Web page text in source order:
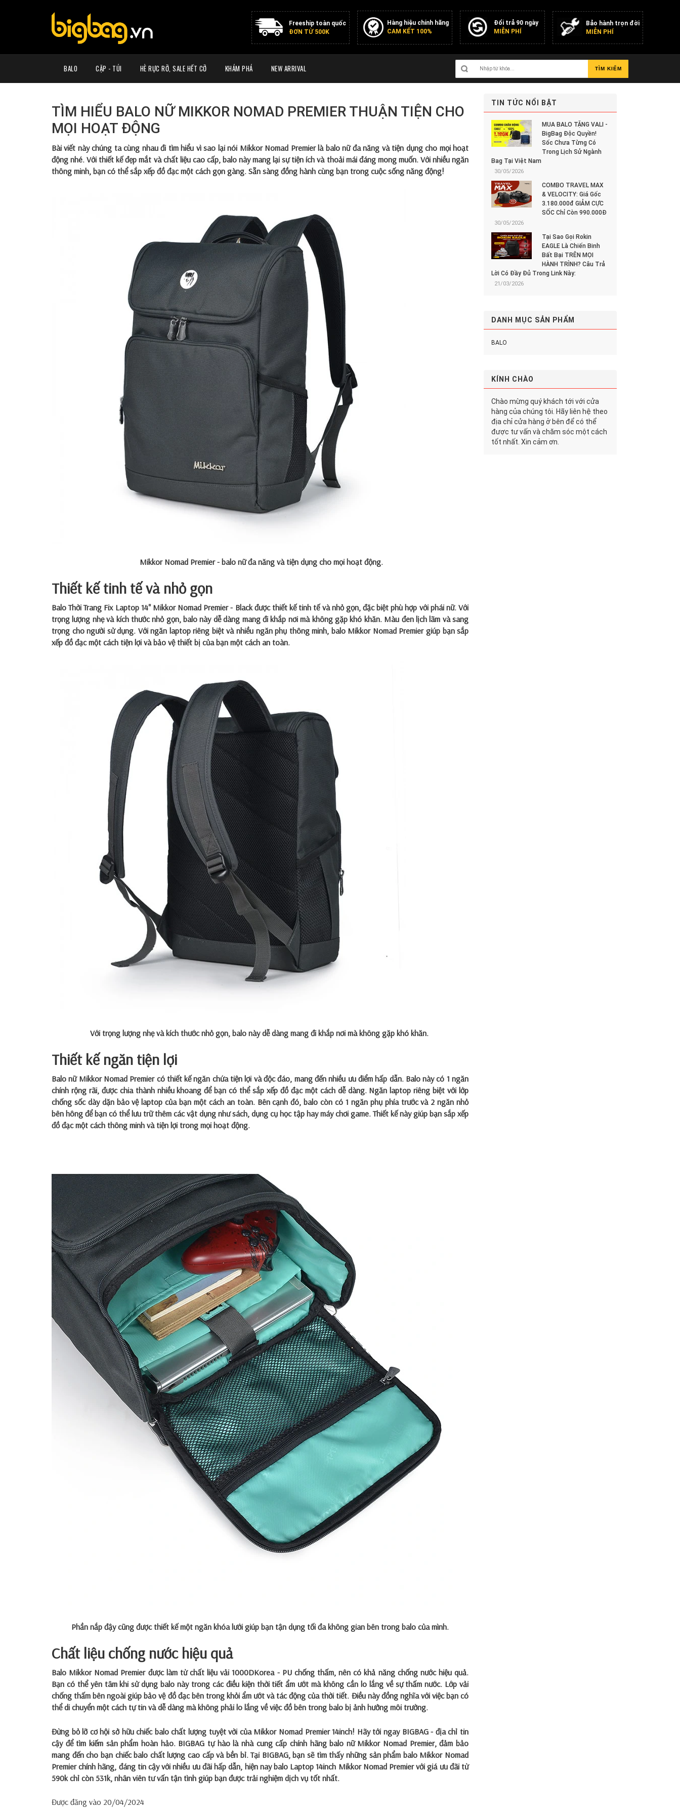
Freeship toàn quốc
ĐƠN TỪ 500K
Hàng hiệu chính hãng
CAM KẾT 100%
Đổi trả 90 ngày
MIỄN PHÍ
Bảo hành trọn đời
MIỄN PHÍ
TÌM KIẾM
BALO CẶP - TÚI HÈ RỰC RỠ, SALE HẾT CỠ KHÁM PHÁ NEW ARRIVAL
TÌM HIỂU BALO NỮ MIKKOR NOMAD PREMIER THUẬN TIỆN CHO
MỌI HOẠT ĐỘNG
Bài viết này chúng ta cùng nhau đi tìm hiểu vì sao lại nói Mikkor Nomad Premierlà balo nữ đa năng và tiện dụng cho mọi hoạt
động nhé. Với thiết kế đẹp mắt và chất liệu cao cấp, balo này mang lại sự tiện ích và thoải mái đáng mong muốn. Với nhiều ngăn
thông minh, bạn có thể sắp xếp đồ đạc một cách gọn gàng. Sẵn sàng đồng hành cùng bạn trong cuộc sống năng động!
Mikkor Nomad Premier - balo nữ đa năng và tiện dụng cho mọi hoạt động.
Thiết kế tinh tế và nhỏ gọn
Balo Thời Trang Fix Laptop 14" Mikkor Nomad Premier - Black được thiết kế tinh tế và nhỏ gọn, đặc biệt phù hợp với phái nữ. Với
trọng lượng nhẹ và kích thước nhỏ gọn, balo này dễ dàng mang đi khắp nơi mà không gặp khó khăn. Màu đen lịch lãm và sang
trọng cho người sử dụng. Với ngăn laptop riêng biệt và nhiều ngăn phụ thông minh, balo Mikkor Nomad Premier giúp bạn sắp
xếp đồ đạc một cách tiện lợi và bảo vệ thiết bị của bạn một cách an toàn.
Với trọng lượng nhẹ và kích thước nhỏ gọn, balo này dễ dàng mang đi khắp nơi mà không gặp khó khăn.
Thiết kế ngăn tiện lợi
Balo nữ Mikkor Nomad Premier có thiết kế ngăn chứa tiện lợi và độc đáo, mang đến nhiều ưu điểm hấp dẫn. Balo này có 1 ngăn
chính rộng rãi, được chia thành nhiều khoang để bạn có thể sắp xếp đồ đạc một cách dễ dàng. Ngăn laptop riêng biệt với lớp
chống sốc dày dặn bảo vệ laptop của bạn một cách an toàn. Bên cạnh đó, balo còn có 1 ngăn phụ phía trước và 2 ngăn nhỏ
bên hông để bạn có thể lưu trữ thêm các vật dụng như sách, dụng cụ học tập hay máy chơi game. Thiết kế này giúp bạn sắp xếp
đồ đạc một cách thông minh và tiện lợi trong mọi hoạt động.
Phần nắp đậy cũng được thiết kế một ngăn khóa lưới giúp bạn tận dụng tối đa không gian bên trong balo của mình.
Chất liệu chống nước hiệu quả
Balo Mikkor Nomad Premierđược làm từ chất liệu vải 1000DKorea - PU chống thấm, nên có khả năng chống nước hiệu quả.
Bạn có thể yên tâm khi sử dụng balo này trong các điều kiện thời tiết ẩm ướt mà không cần lo lắng về sự thấm nước. Lớp vải
chống thấm bên ngoài giúp bảo vệ đồ đạc bên trong khỏi ẩm ướt và tác động của thời tiết. Điều này đồng nghĩa với việc bạn có
thể di chuyển một cách tự tin và dễ dàng mà không phải lo lắng về việc đồ bên trong balo bị ảnh hưởng môi trường.
Đừng bỏ lỡ cơ hội sở hữu chiếc balo chất lượng tuyệt vời của Mikkor Nomad Premier 14inch! Hãy tới ngay BIGBAG - địa chỉ tin
cậy để tìm kiếm sản phẩm hoàn hảo. BIGBAG tự hào là nhà cung cấp chính hãng balo nữ Mikkor Nomad Premier, đảm bảo
mang đến cho bạn chiếc balo chất lượng cao cấp và bền bỉ. Tại BIGBAG, bạn sẽ tìm thấy những sản phẩm balo Mikkor Nomad
Premier chính hãng, đáng tin cậy với nhiều ưu đãi hấp dẫn, hiện nay balo Laptop 14inch Mikkor Nomad Premier với giá ưu đãi từ
590k chỉ còn 531k, nhân viên tư vấn tận tình giúp bạn được trải nghiệm dịch vụ tốt nhất.
Được đăng vào 20/04/2024
TIN TỨC NỔI BẬT
MUA BALO TẶNG VALI -
BigBag Độc Quyền!
Sốc Chưa Từng Có
Trong Lịch Sử Ngành
Bag Tại Việt Nam
30/05/2026
COMBO TRAVEL MAX
& VELOCITY: Giá Gốc
3.180.000đ GIẢM CỰC
SỐC Chỉ Còn 990.000Đ
30/05/2026
Tại Sao Gọi Rokin
EAGLE Là Chiến Binh
Bất Bại TRÊN MỌI
HÀNH TRÌNH? Câu Trả
Lời Có Đầy Đủ Trong Link Này:
21/03/2026
DANH MỤC SẢN PHẨM
BALO
KÍNH CHÀO
Chào mừng quý khách tới với cửa
hàng của chúng tôi. Hãy liên hệ theo
địa chỉ cửa hàng ở bên để có thể
được tư vấn và chăm sóc một cách
tốt nhất. Xin cảm ơn.